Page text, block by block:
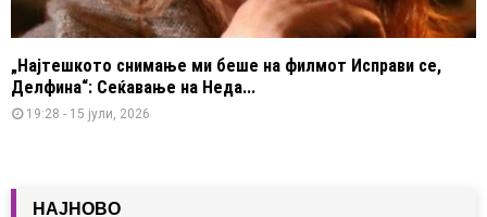
„Најтешкото снимање ми беше на филмот Исправи се,
Делфина“: Сеќавање на Неда...
19:28 - 15 јули, 2026
НАЈНОВО